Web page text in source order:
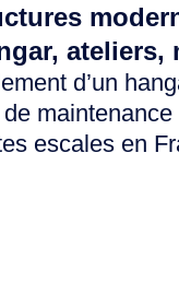
ateliers,
d’un
escales en